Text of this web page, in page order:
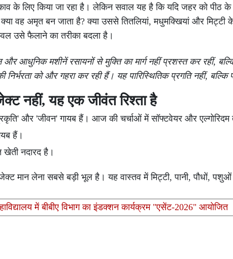
लिए किया जा रहा है। लेकिन सवाल यह है कि यदि जहर को पीठ के
वह अमृत बन जाता है? क्या उससे तितलियां, मधुमक्खियां और मिट्टी
उसे फैलाने का तरीका बदला है।
और आधुनिक मशीनें रसायनों से मुक्ति का मार्ग नहीं प्रशस्त कर रहीं,
को और गहरा कर रही हैं। यह पारिस्थितिक प्रगति नहीं,
नहीं, यह एक जीवंत रिश्ता है
और 'जीवन' गायब हैं। आज की चर्चाओं में सॉफ्टवेयर और
हैं।
नदारद है।
मान लेना सबसे बड़ी भूल है। यह वास्तव में मिट्टी, पानी, पौधों,
में बीबीए विभाग का इंडक्शन कार्यक्रम "एसेंट-2026" आयोजित